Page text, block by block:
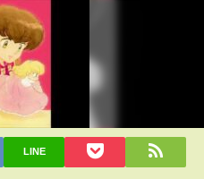
LINE